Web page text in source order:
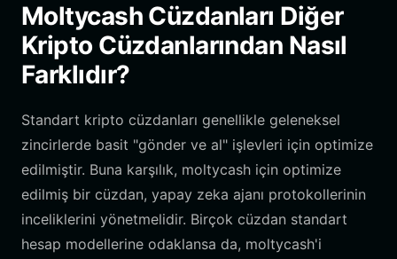
Moltycash Cüzdanları Diğer
Kripto Cüzdanlarından Nasıl
Farklıdır?
Standart kripto cüzdanları genellikle geleneksel
zincirlerde basit "gönder ve al" işlevleri için optimize
edilmiştir. Buna karşılık, moltycash için optimize
edilmiş bir cüzdan, yapay zeka ajanı protokollerinin
inceliklerini yönetmelidir. Birçok cüzdan standart
hesap modellerine odaklansa da, moltycash'i